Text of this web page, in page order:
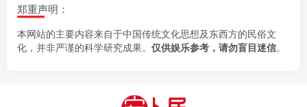
郑重声明：
本网站的主要内容来自于中国传统文化思想及东西方的民俗文
化，并非严谨的科学研究成果。 仅供娱乐参考，请勿盲目迷信。